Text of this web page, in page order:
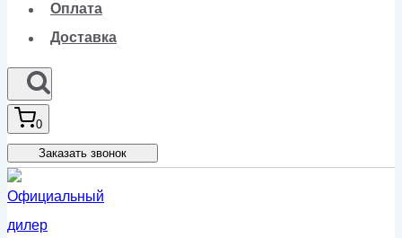
Оплата
Доставка
0
Заказать звонок